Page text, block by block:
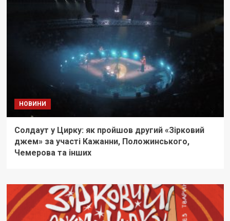
НОВИНИ
Солдаут у Цирку: як пройшов другий «Зірковий
джем» за участі Кажанни, Положинського,
Чемерова та інших